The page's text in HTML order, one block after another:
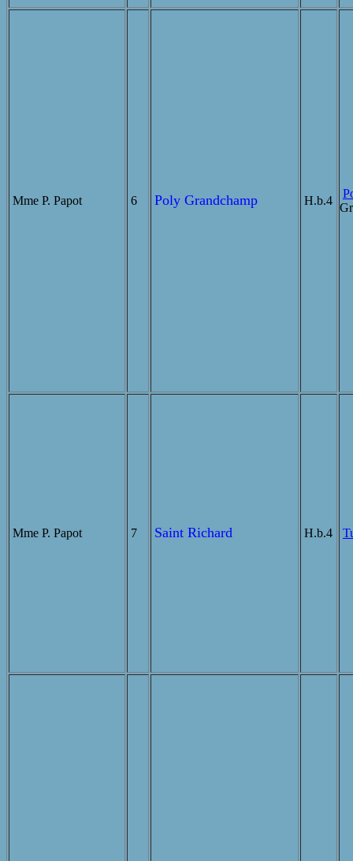
Mme P. Papot 6 Poly Grandchamp H.b.4
Mme P. Papot 7 Saint Richard H.b.4